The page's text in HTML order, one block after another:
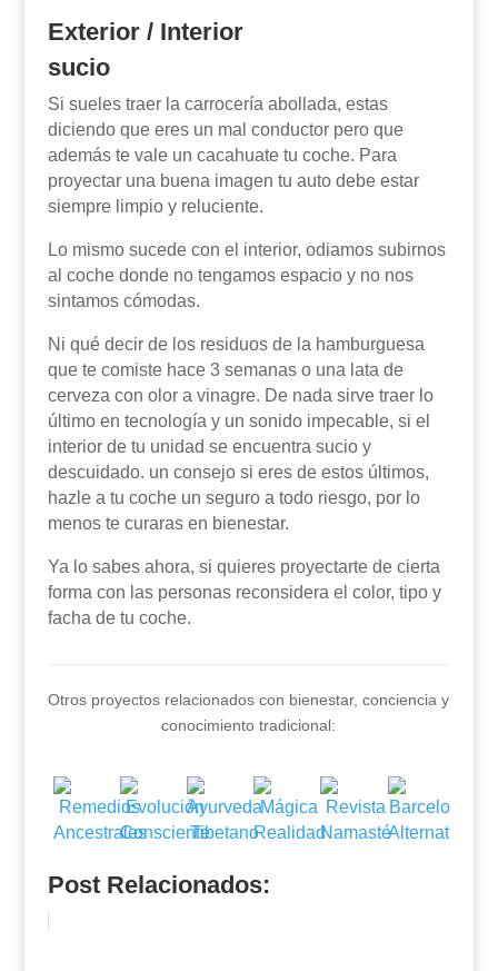
Exterior / Interior
sucio
Si sueles traer la carrocería abollada, estas
diciendo que eres un mal conductor pero que
además te vale un cacahuate tu coche. Para
proyectar una buena imagen tu auto debe estar
siempre limpio y reluciente.
Lo mismo sucede con el interior, odiamos subirnos
al coche donde no tengamos espacio y no nos
sintamos cómodas.
Ni qué decir de los residuos de la hamburguesa
que te comiste hace 3 semanas o una lata de
cerveza con olor a vinagre. De nada sirve traer lo
último en tecnología y un sonido impecable, si el
interior de tu unidad se encuentra sucio y
descuidado. un consejo si eres de estos últimos,
hazle a tu coche un seguro a todo riesgo, por lo
menos te curaras en bienestar.
Ya lo sabes ahora, si quieres proyectarte de cierta
forma con las personas reconsidera el color, tipo y
facha de tu coche.
Otros proyectos relacionados con bienestar, conciencia y
conocimiento tradicional:
Post Relacionados: